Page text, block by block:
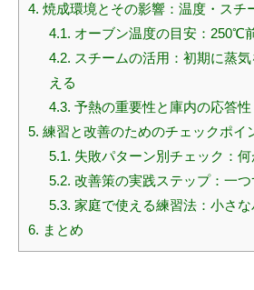
4. 焼成環境とその影響：温度・スチ
4.1. オーブン温度の目安：250℃
4.2. スチームの活用：初期に蒸
える
4.3. 予熱の重要性と庫内の応答性
5. 練習と改善のためのチェックポイ
5.1. 失敗パターン別チェック：
5.2. 改善策の実践ステップ：一
5.3. 家庭で使える練習法：小さ
6. まとめ